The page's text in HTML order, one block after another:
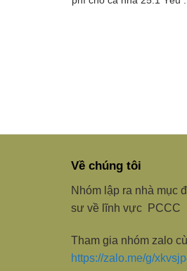
Về chúng tôi
Nhóm lập ra nhà mục
sư về lĩnh vực PCCC
Tham gia nhóm zalo
https://zalo.me/g/